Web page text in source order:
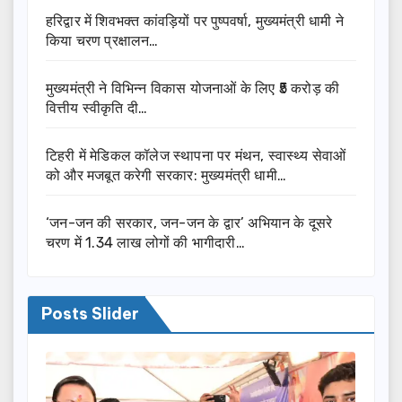
हरिद्वार में शिवभक्त कांवड़ियों पर पुष्पवर्षा, मुख्यमंत्री धामी ने
किया चरण प्रक्षालन…
मुख्यमंत्री ने विभिन्न विकास योजनाओं के लिए ₹5 करोड़ की
वित्तीय स्वीकृति दी…
टिहरी में मेडिकल कॉलेज स्थापना पर मंथन, स्वास्थ्य सेवाओं
को और मजबूत करेगी सरकार: मुख्यमंत्री धामी…
‘जन-जन की सरकार, जन-जन के द्वार’ अभियान के दूसरे
चरण में 1.34 लाख लोगों की भागीदारी…
Posts Slider